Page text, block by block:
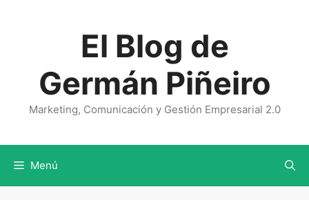
El Blog de
Germán Piñeiro
Marketing, Comunicación y Gestión Empresarial 2.0
Menú